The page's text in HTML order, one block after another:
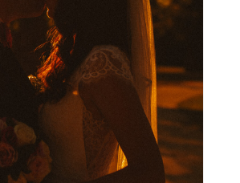
STARA ADA – BANJA LUKA /
MILAN & IVANA